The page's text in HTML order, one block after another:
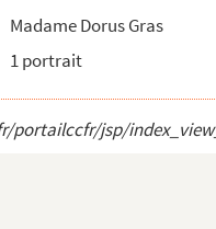
Madame Dorus Gras
1 portrait
portailccfr/jsp/